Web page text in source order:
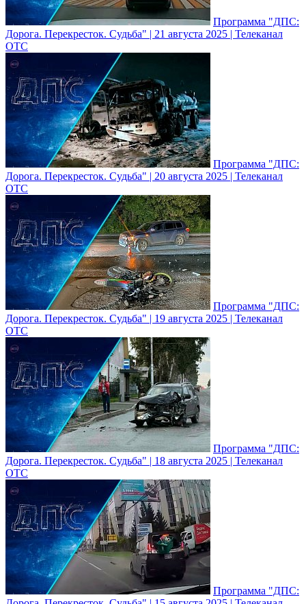
Программа "ДПС:
Дорога. Перекресток. Судьба" | 21 августа 2025 | Телеканал
ОТС
Программа "ДПС:
Дорога. Перекресток. Судьба" | 20 августа 2025 | Телеканал
ОТС
Программа "ДПС:
Дорога. Перекресток. Судьба" | 19 августа 2025 | Телеканал
ОТС
Программа "ДПС:
Дорога. Перекресток. Судьба" | 18 августа 2025 | Телеканал
ОТС
Программа "ДПС: